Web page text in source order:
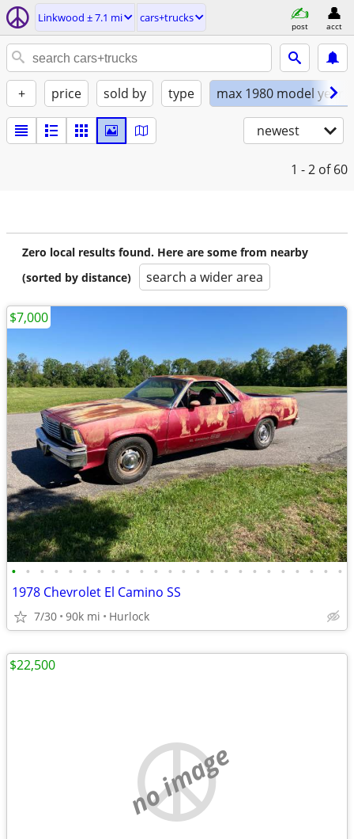
Linkwood ± 7.1 mi cars+trucks
post acct
+ price sold by type max 1980 model year
newest
1 - 2 of 60
Zero local results found. Here are some from nearby
(sorted by distance)
search a wider area
• • • • • • • • • • • • • • • • • • • • • • • •
1978 Chevrolet El Camino SS
7/30 90k mi Hurlock
$7,000
no image
$22,500